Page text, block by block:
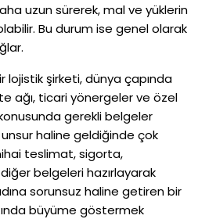
uzun sürerek, mal ve yüklerin
Bu durum ise genel olarak
lojistik şirketi, dünya çapında
ağı, ticari yönergeler ve özel
gerekli belgeler
haline geldiğinde çok
teslimat, sigorta,
belgeleri hazırlayarak
sorunsuz haline getiren bir
büyüme göstermek